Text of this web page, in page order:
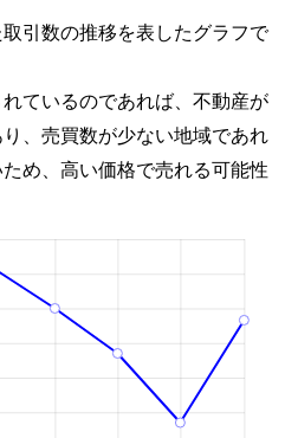
引数の推移を表したグラフで
ているのであれば、不動産が
、売買数が少ない地域であれ
め、高い価格で売れる可能性